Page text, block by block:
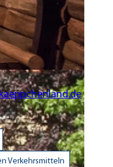
Verkehrsmitteln